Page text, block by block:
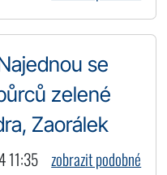
se
zelené
Zaorálek
11:35 zobrazit podobné